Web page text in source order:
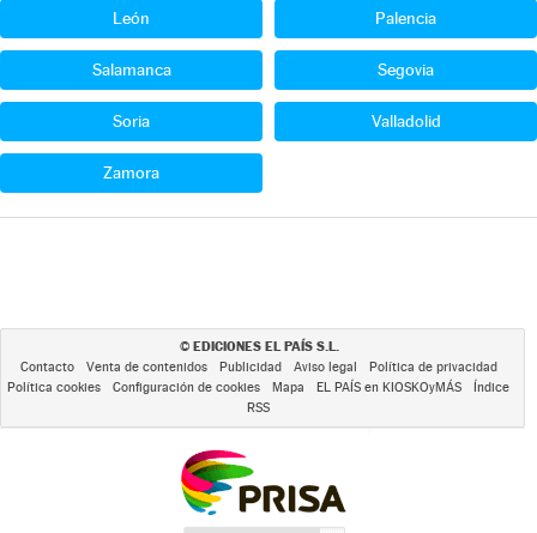
León Palencia
Salamanca Segovia
Soria Valladolid
Zamora
© EDICIONES EL PAÍS S.L.
Contacto Venta de contenidos Publicidad Aviso legal
Política de privacidad
Política cookies
Configuración de cookies Mapa EL PAÍS en KIOSKOyMÁS
Índice
RSS